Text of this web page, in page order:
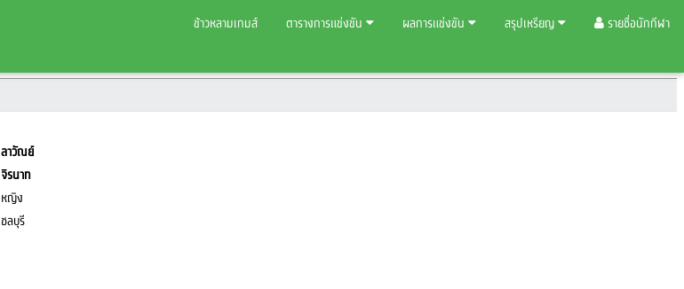
ข้าวหลามเกมส์ ตารางการแข่งขัน ผลการแข่งขัน สรุปเหรียญ รายชื่อนักกีฬา
ลาวัณย์
จิรนาท
หญิง
ชลบุรี